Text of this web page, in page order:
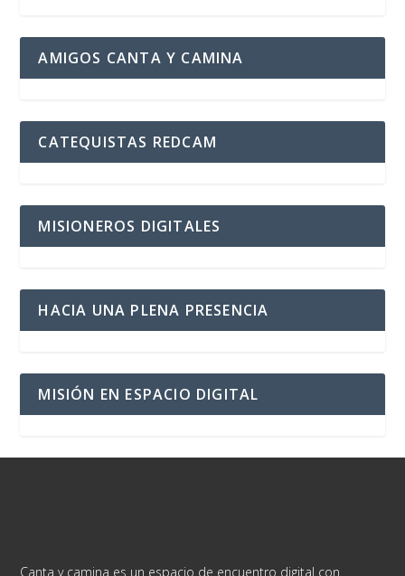
AMIGOS CANTA Y CAMINA
CATEQUISTAS REDCAM
MISIONEROS DIGITALES
HACIA UNA PLENA PRESENCIA
MISIÓN EN ESPACIO DIGITAL
Canta y camina es un espacio de encuentro digital con